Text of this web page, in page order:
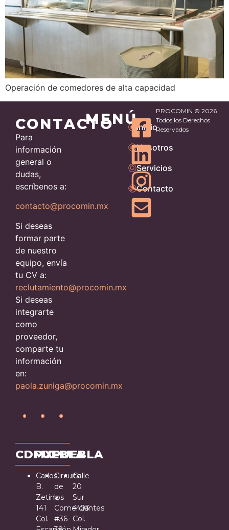
Operación de comedores de alta capacidad
CONTACTO
Para
información
general o
dudas,
escríbenos a:
contacto@procomin.mx
Si deseas
formar parte
de nuestro
equipo, envía
tu CV a:
reclutamiento@procomin.mx
Si deseas
integrarte
como
proveedor,
comparte tu
información
en:
paola.zuniga@procomin.mx
CDMX
Carlos
B.
Zetina
141
Col.
PUEBLA
Circuito
de
los
Comerciantes
#36-
PUEBLA
Calle
20
Sur
4103
Col.
MENÚInicio
Nosotros
Servicios
Contacto
PROCOMIN © 2026
Todos los Derechos
Reservados